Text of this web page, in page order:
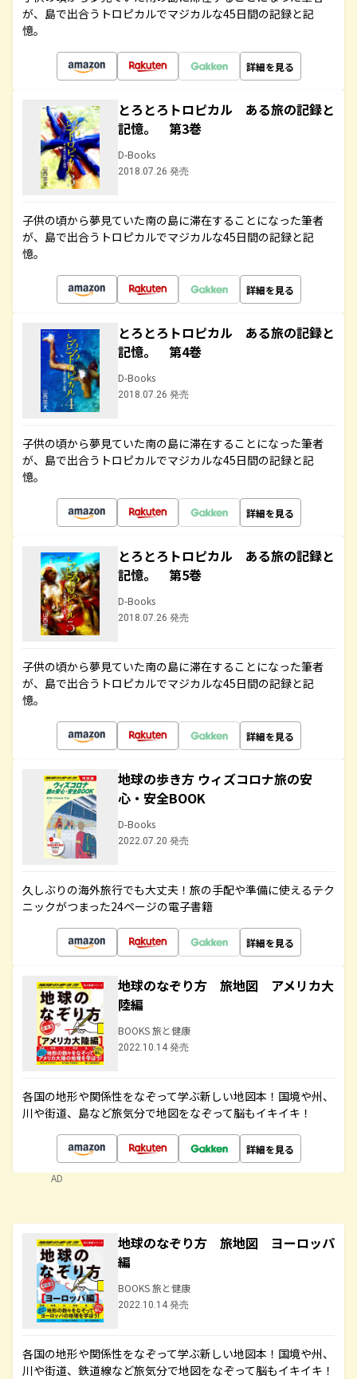
が、島で出合うトロピカルでマジカルな45日間の記録と記
憶。
詳細を見る
とろとろトロピカル ある旅の記録と
記憶。 第3巻
D-Books
2018.07.26 発売
子供の頃から夢見ていた南の島に滞在することになった筆者
が、島で出合うトロピカルでマジカルな45日間の記録と記
憶。
詳細を見る
とろとろトロピカル ある旅の記録と
記憶。 第4巻
D-Books
2018.07.26 発売
子供の頃から夢見ていた南の島に滞在することになった筆者
が、島で出合うトロピカルでマジカルな45日間の記録と記
憶。
詳細を見る
とろとろトロピカル ある旅の記録と
記憶。 第5巻
D-Books
2018.07.26 発売
子供の頃から夢見ていた南の島に滞在することになった筆者
が、島で出合うトロピカルでマジカルな45日間の記録と記
憶。
詳細を見る
地球の歩き方 ウィズコロナ旅の安
心・安全BOOK
D-Books
2022.07.20 発売
久しぶりの海外旅行でも大丈夫！旅の手配や準備に使えるテク
ニックがつまった24ページの電子書籍
詳細を見る
地球のなぞり方 旅地図 アメリカ大
陸編
BOOKS 旅と健康
2022.10.14 発売
各国の地形や関係性をなぞって学ぶ新しい地図本！国境や州、
川や街道、島など旅気分で地図をなぞって脳もイキイキ！
詳細を見る
AD
地球のなぞり方 旅地図 ヨーロッパ
編
BOOKS 旅と健康
2022.10.14 発売
各国の地形や関係性をなぞって学ぶ新しい地図本！国境や州、
川や街道、鉄道線など旅気分で地図をなぞって脳もイキイキ！